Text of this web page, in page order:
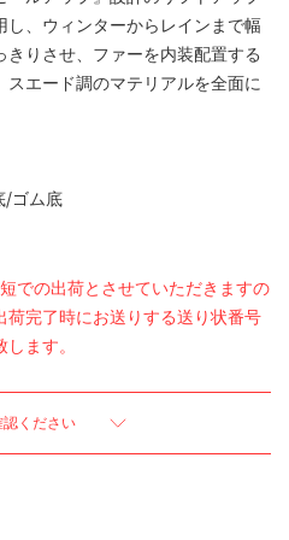
、ウィンターからレインまで幅
りさせ、ファーを内装配置する
エード調のマテリアルを全面に
/ゴム底
での出荷とさせていただきますの
完了時にお送りする送り状番号
ます。
ください